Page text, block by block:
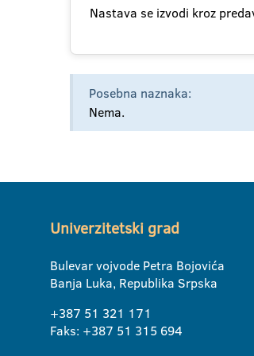
Nastava se izvodi kroz
Posebna naznaka:
Nema.
Univerzitetski grad
Bulevar vojvode Petra Bojovića
Banja Luka, Republika Srpska
+387 51 321 171
Faks: +387 51 315 694